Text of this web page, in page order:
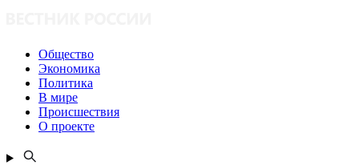
Общество
Экономика
Политика
В мире
Происшествия
О проекте